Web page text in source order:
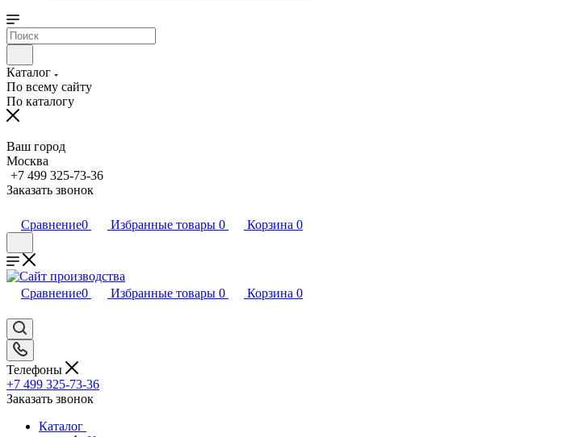
Каталог
По всему сайту
По каталогу
Ваш город
Москва
+7 499 325-73-36
Заказать звонок
Сравнение0 Избранные товары 0 Корзина 0
Сравнение0 Избранные товары 0 Корзина 0
Телефоны
+7 499 325-73-36
Заказать звонок
Каталог